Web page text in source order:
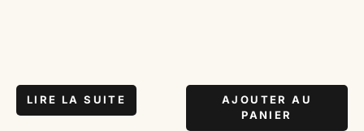
LIRE LA SUITE
AJOUTER AU
PANIER